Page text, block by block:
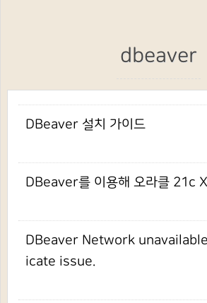
dbeaver
DBeaver 설치 가이드
DBeaver를 이용해 오라클 21c
DBeaver Network
icate issue.